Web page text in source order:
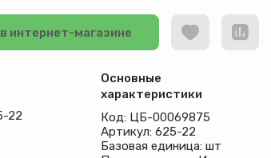
интернет-магазине
22
Основные
характеристики
Код: ЦБ-00069875
Артикул: 625-22
Базовая единица: шт